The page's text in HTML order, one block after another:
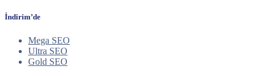
İndirim’de
Mega SEO
Ultra SEO
Gold SEO